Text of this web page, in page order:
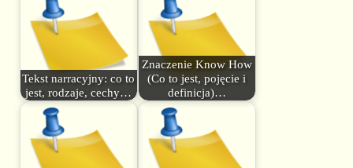
Tekst narracyjny: co to
jest, rodzaje, cechy…
Znaczenie Know How
(Co to jest, pojęcie i
definicja)…